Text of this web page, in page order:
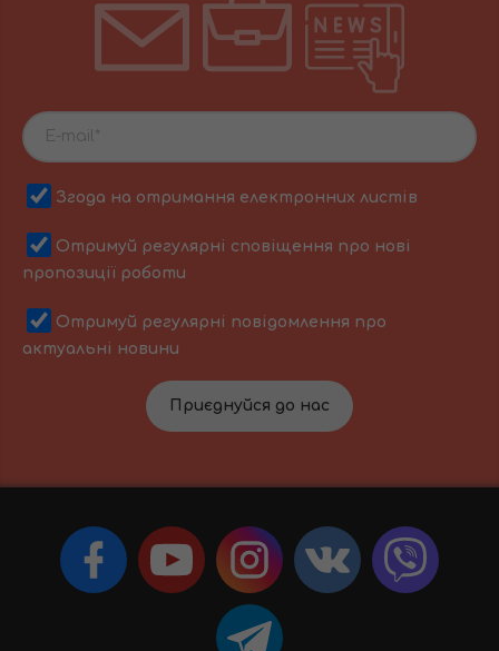
Згода на отримання електронних листів
Отримуй регулярні сповіщення про нові
пропозиції роботи
Отримуй регулярні повідомлення про
актуальні новини
Приєднуйся до нас